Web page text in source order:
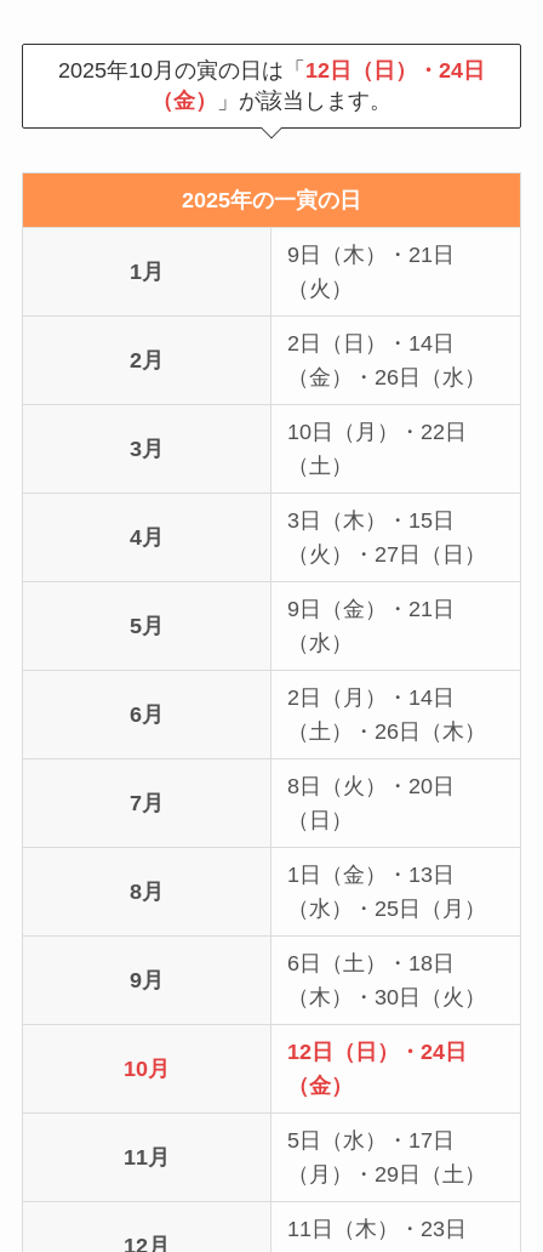
2025年10月の寅の日は「 12日（日）・24日
（金）
」が該当します。
2025年の一寅の日
1月
9日（木）・21日
（火）
2月
2日（日）・14日
（金）・26日（水）
3月
10日（月）・22日
（土）
4月
3日（木）・15日
（火）・27日（日）
5月
9日（金）・21日
（水）
6月
2日（月）・14日
（土）・26日（木）
7月
8日（火）・20日
（日）
8月
1日（金）・13日
（水）・25日（月）
9月
6日（土）・18日
（木）・30日（火）
10月
12日（日）・24日
（金）
11月
5日（水）・17日
（月）・29日（土）
12月
11日（木）・23日